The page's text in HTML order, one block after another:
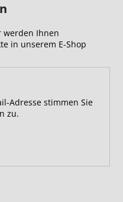
werden Ihnen
in unserem E-Shop
Adresse stimmen Sie
zu.